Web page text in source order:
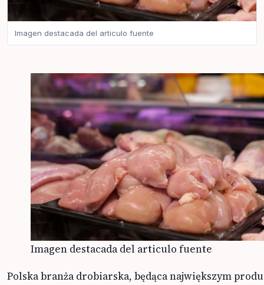
Imagen destacada del articulo fuente
Imagen destacada del articulo fuente
Polska branża drobiarska, będąca największym